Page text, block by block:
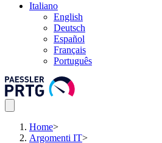
Italiano
English
Deutsch
Español
Français
Português
Home>
Argomenti IT>